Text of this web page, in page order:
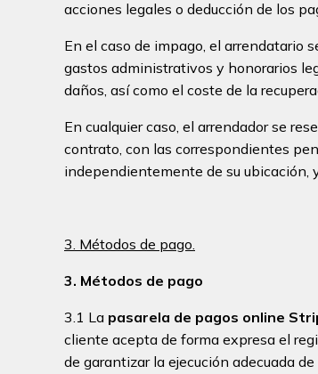
acciones legales o deducción de los
En el caso de impago, el arrendatario
gastos administrativos y honorarios
daños, así como el coste de la
En cualquier caso, el arrendador se
contrato, con las correspondientes
independientemente de su ubicación,
3. Métodos de pago.
3. Métodos de pago
3.1 La pasarela de pagos online
cliente acepta de forma expresa el
de garantizar la ejecución adecuada